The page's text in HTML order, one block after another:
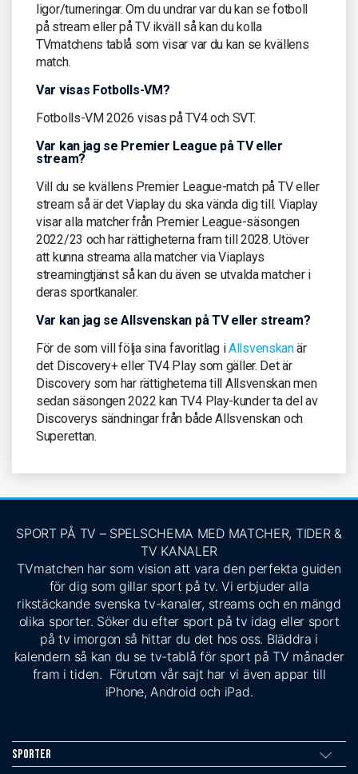
ligor/turneringar. Om du undrar var du kan se fotboll
på stream eller på TV ikväll så kan du kolla
TVmatchens tablå som visar var du kan se kvällens
match.
Var visas Fotbolls-VM?
Fotbolls-VM 2026 visas på TV4 och SVT.
Var kan jag se Premier League på TV eller
stream?
Vill du se kvällens Premier League-match på TV eller
stream så är det Viaplay du ska vända dig till. Viaplay
visar alla matcher från Premier League-säsongen
2022/23 och har rättigheterna fram till 2028. Utöver
att kunna streama alla matcher via Viaplays
streamingtjänst så kan du även se utvalda matcher i
deras sportkanaler.
Var kan jag se Allsvenskan på TV eller stream?
För de som vill följa sina favoritlag iAllsvenskanär
det Discovery+ eller TV4 Play som gäller. Det är
Discovery som har rättigheterna till Allsvenskan men
sedan säsongen 2022 kan TV4 Play-kunder ta del av
Discoverys sändningar från både Allsvenskan och
Superettan.
SPORT PÅ TV – SPELSCHEMA MED MATCHER, TIDER &
TV KANALER
TVmatchen har som vision att vara den perfekta guiden
för dig som gillar sport på tv. Vi erbjuder alla
rikstäckande svenska tv-kanaler, streams och en mängd
olika sporter. Söker du efter sport på tv idag eller sport
på tv imorgon så hittar du det hos oss. Bläddra i
kalendern så kan du se tv-tablå för sport på TV månader
fram i tiden. Förutom vår sajt har vi även appar till
iPhone, Android och iPad.
Sporter